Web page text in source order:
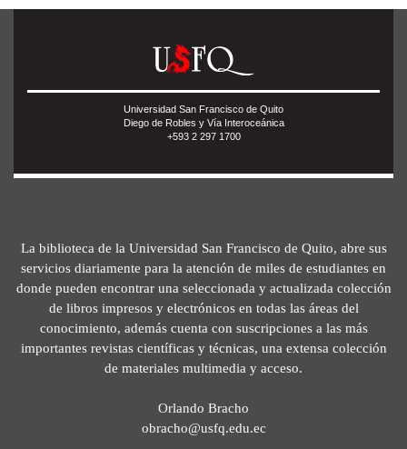
Universidad San Francisco de Quito
Diego de Robles y Vía Interoceánica
+593 2 297 1700
La biblioteca de la Universidad San Francisco de Quito, abre sus
servicios diariamente para la atención de miles de estudiantes en
donde pueden encontrar una seleccionada y actualizada colección
de libros impresos y electrónicos en todas las áreas del
conocimiento, además cuenta con suscripciones a las más
importantes revistas científicas y técnicas, una extensa colección
de materiales multimedia y acceso.
Orlando Bracho
obracho@usfq.edu.ec